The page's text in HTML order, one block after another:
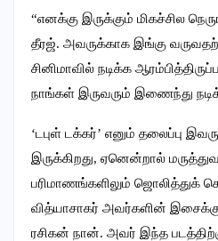
“எனக்கு இருக்கும் மிகச்சில
தீரஜ். அவருக்காக இங்கு
சினிமாவில் நடிக்க
நாங்கள் இருவரும் இணைந்து
‘டபுள் டக்கர்’ எனும் தலைப்பு
இருக்கிறது, ஏனென்றால்
பரிமாணங்களிலும் ஜொலித்துக்
வித்யாசாகர் அவர்களின் இசைக்கு
ரசிகன் நான். அவர் இந்த